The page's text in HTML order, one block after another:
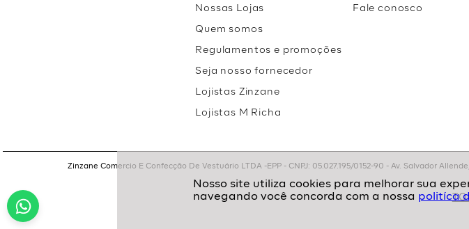
politíca
Nossas Lojas
Quem somos
Regulamentos e promoções
Seja nosso fornecedor
Lojistas Zinzane
Lojistas M Richa
Fale conosco
Zinzane Comercio E Confecção De Vestuário LTDA -EPP - CNPJ: 05.027.195/0152-90 - Av. Salvador